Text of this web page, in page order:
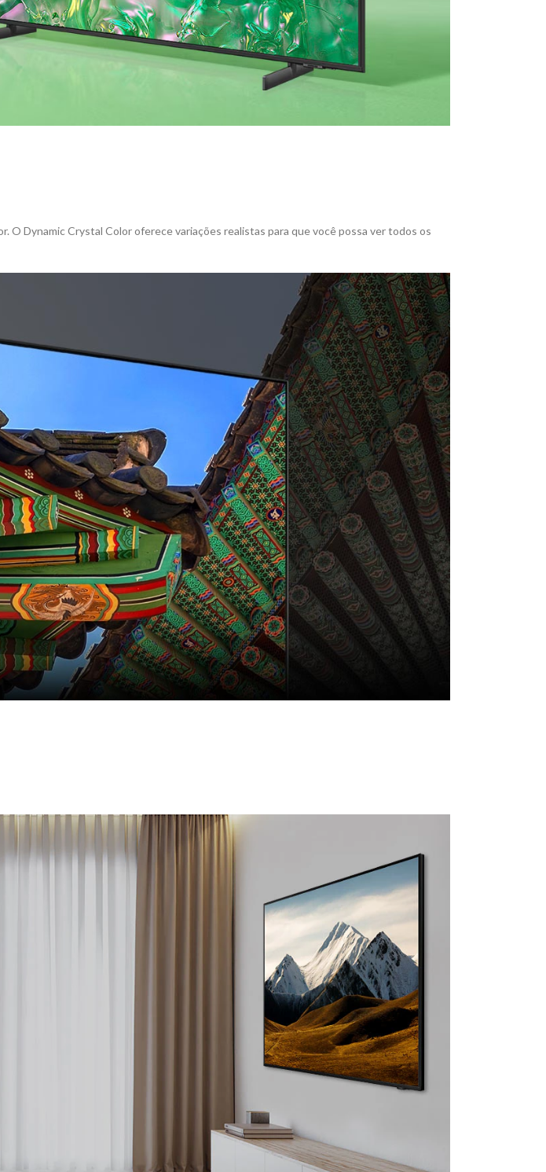
O Dynamic Crystal Color oferece variações realistas para que você possa ver todos os